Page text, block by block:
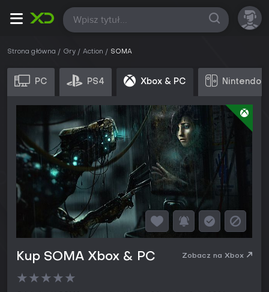
Wszystkie
Strona główna Gry Action SOMA
PC PS4 Xbox & PC Nintendo
Kup SOMA Xbox & PC Zobacz na Xbox
★★★★★